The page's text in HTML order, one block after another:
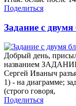
Поделиться
Задание с
Добрый день,
названием
Сергей Иваныч
1) - на диаграмме;
(строго говоря,
Поделиться